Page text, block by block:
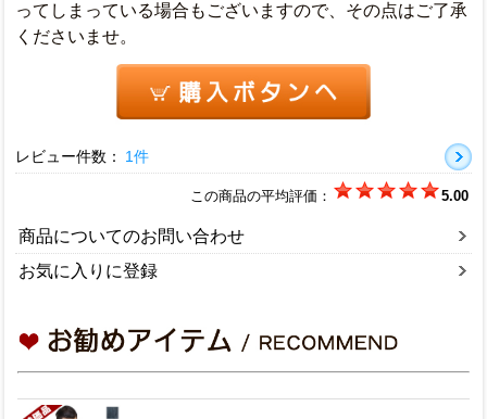
ってしまっている場合もございますので、その点はご了承
くださいませ。
レビュー件数： 1件
この商品の平均評価： 5.00
商品についてのお問い合わせ
お気に入りに登録